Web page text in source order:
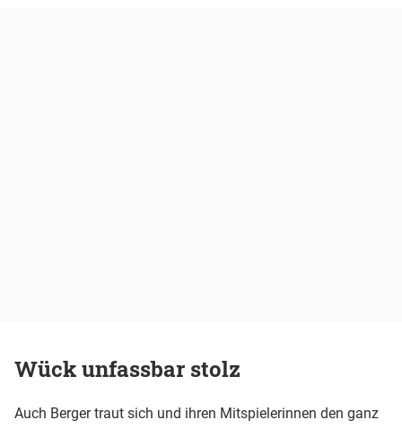
Wück unfassbar stolz
Auch Berger traut sich und ihren Mitspielerinnen den ganz